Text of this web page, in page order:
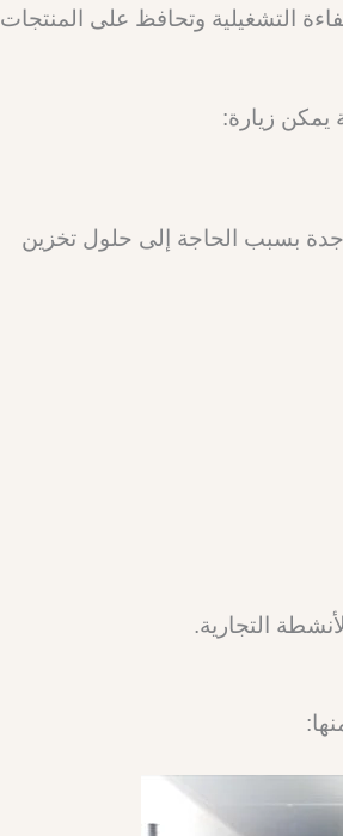
التشغيلية وتحافظ على المنتجات
يمكن زيارة:
بسبب الحاجة إلى حلول تخزين
التجارية.